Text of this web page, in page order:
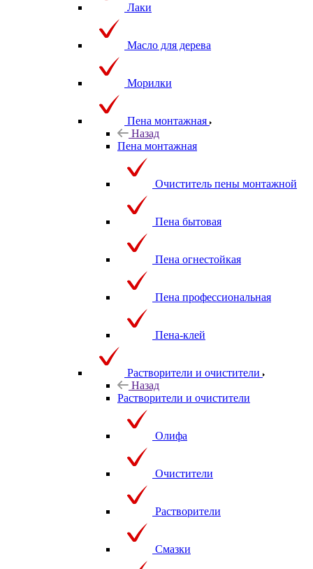
Лаки
Масло для дерева
Морилки
Пена монтажная
Назад
Пена монтажная
Очиститель пены монтажной
Пена бытовая
Пена огнестойкая
Пена профессиональная
Пена-клей
Растворители и очистители
Назад
Растворители и очистители
Олифа
Очистители
Растворители
Смазки